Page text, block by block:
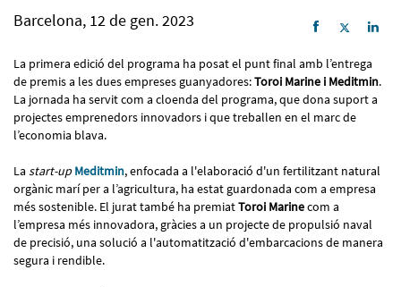
Barcelona, 12 de gen. 2023
La primera edició del programa ha posat el punt final amb l’entrega
de premis a les dues empreses guanyadores:Toroi Marine i Meditmin.
La jornada ha servit com a cloenda del programa, que dona suport a
projectes emprenedors innovadors i que treballen en el marc de
l’economia blava.
La start-up Meditmin, enfocada a l'elaboració d'un fertilitzant natural
orgànic marí per a l’agricultura, ha estat guardonada com a empresa
més sostenible. El jurat també ha premiatToroi Marinecom a
l’empresa més innovadora, gràcies a un projecte de propulsió naval
de precisió, una solució a l'automatització d'embarcacions de manera
segura i rendible.